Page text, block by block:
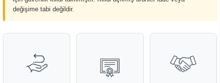
değişime tabi değildir.